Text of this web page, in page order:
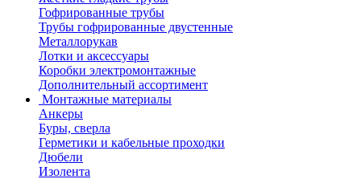
Гофрированные трубы
Трубы гофрированные двустенные
Металлорукав
Лотки и аксессуары
Коробки электромонтажные
Дополнительный ассортимент
Монтажные материалы
Анкеры
Буры, сверла
Герметики и кабельные проходки
Дюбели
Изолента